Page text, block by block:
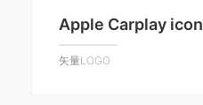
Apple Carplay icon
矢量LOGO